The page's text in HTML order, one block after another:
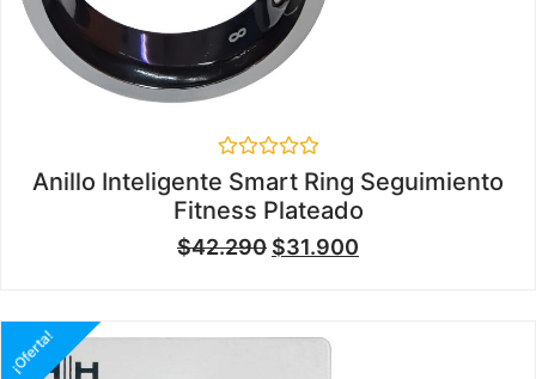
Valorado
en
0
de
5
Anillo Inteligente Smart Ring Seguimiento
Fitness Plateado
$42.290 $31.900
¡Oferta!